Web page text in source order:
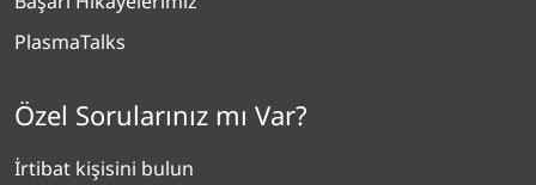
PlasmaTalks
Özel Sorularınız mı Var?
İrtibat kişisini bulun